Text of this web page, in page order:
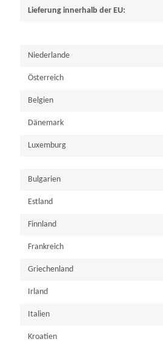
Lieferung innerhalb der EU:
Niederlande
Österreich
Belgien
Dänemark
Luxemburg
Bulgarien
Estland
Finnland
Frankreich
Griechenland
Irland
Italien
Kroatien